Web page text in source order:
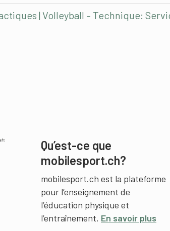
| Volleyball – Technique:
Qu’est-ce que
mobilesport.ch?
mobilesport.ch est la plateforme
pour l’enseignement de
l’éducation physique et
l’entraînement. En savoir plus